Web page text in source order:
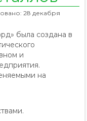
28 декабря
была создана в
и
на